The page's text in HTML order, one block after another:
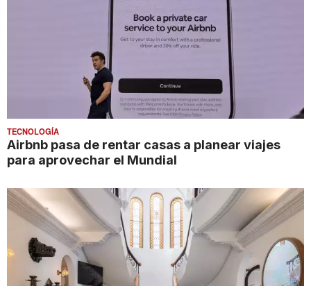
TECNOLOGÍA
Airbnb pasa de rentar casas a planear viajes
para aprovechar el Mundial